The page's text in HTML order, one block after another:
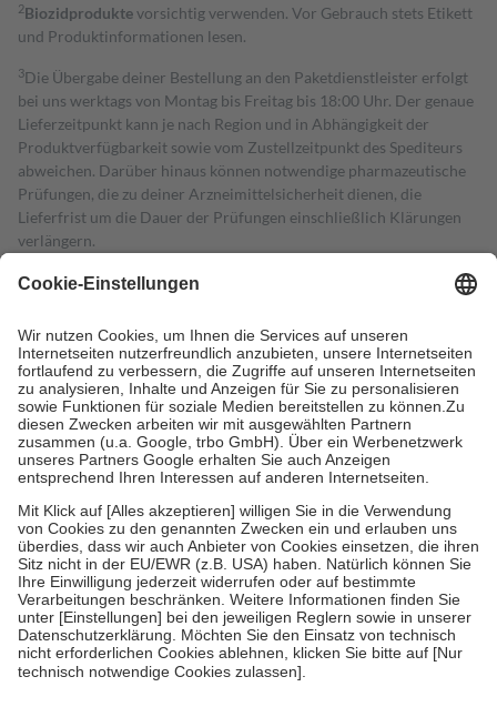
2Biozidproduktevorsichtig verwenden. Vor Gebrauch stets Etikett
und Produktinformationen lesen.
3Die Übergabe deiner Bestellung an den Paketdienstleister erfolgt
bei uns werktags von Montag bis Freitag bis 18:00 Uhr. Der genaue
Lieferzeitpunkt kann je nach Region und in Abhängigkeit der
Produktverfügbarkeit sowie vom Zustellzeitpunkt des Spediteurs
abweichen. Darüber hinaus können notwendige pharmazeutische
Prüfungen, die zu deiner Arzneimittelsicherheit dienen, die
Lieferfrist um die Dauer der Prüfungen einschließlich Klärungen
verlängern.
4Für verschreibungspflichtige Medikamente stellt der Arzt ein
gesetzliche Krankenversicherung übernimmt in der Regel die
Kosten dafür, der Versicherte trägt einen Teil davon als Zuzahlung
mit.
Grundsätzlich leisten Mitglieder Zuzahlungen in Höhe von zehn
Prozent des Abgabepreises,mindestensjedochfünf Euro
höchstens zehn Euro.Es sind jedoch nie mehr als die tatsächlichen
Kosten der Leistung zu entrichten.
Diese Regeln gelten grundsätzlich auch für Online-Apotheken.
Bei Heilmitteln und häuslicher Krankenpflege beträgt die
Zuzahlung zehn Prozent der Kosten sowie zehn Euro je
Verordnung.
Um das Engagement der Versicherten für ihre eigene Gesundheit zu
stärken und die besondere Stellung der Familie zu unterstützen,
fallenkeine Zuzahlungenan bei:
• Kindern und Jugendlichen bis zum vollendeten 18. Lebensjahr
mit Ausnahme der Fahrkosten